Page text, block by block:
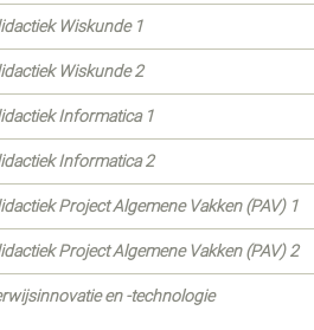
Wiskunde 1
Wiskunde 2
Informatica 1
Informatica 2
Project Algemene Vakken (PAV) 1
Project Algemene Vakken (PAV) 2
en -technologie